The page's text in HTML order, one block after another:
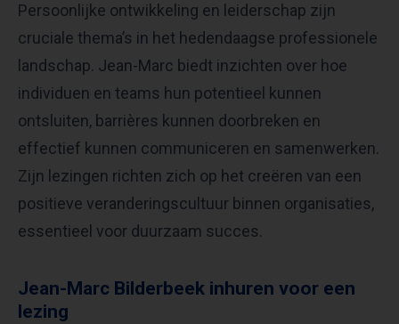
Persoonlijke ontwikkeling en leiderschap zijn
cruciale thema’s in het hedendaagse professionele
landschap. Jean-Marc biedt inzichten over hoe
individuen en teams hun potentieel kunnen
ontsluiten, barrières kunnen doorbreken en
effectief kunnen communiceren en samenwerken.
Zijn lezingen richten zich op het creëren van een
positieve veranderingscultuur binnen organisaties,
essentieel voor duurzaam succes.
Jean-Marc Bilderbeek inhuren voor een
lezing